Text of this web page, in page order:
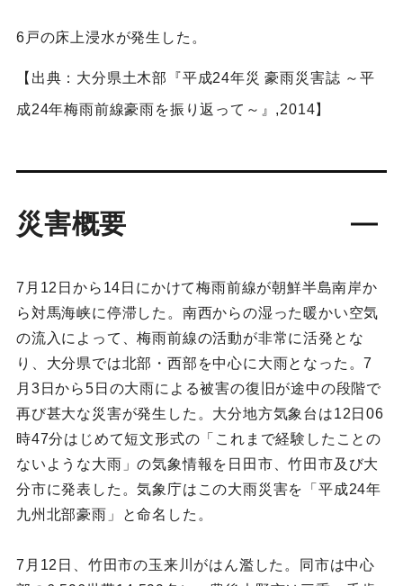
6戸の床上浸水が発生した。
【出典：大分県土木部『平成24年災 豪雨災害誌 ～平
成24年梅雨前線豪雨を振り返って～』,2014】
災害概要
7月12日から14日にかけて梅雨前線が朝鮮半島南岸か
ら対馬海峡に停滞した。南西からの湿った暖かい空気
の流入によって、梅雨前線の活動が非常に活発とな
り、大分県では北部・西部を中心に大雨となった。7
月3日から5日の大雨による被害の復旧が途中の段階で
再び甚大な災害が発生した。大分地方気象台は12日06
時47分はじめて短文形式の「これまで経験したことの
ないような大雨」の気象情報を日田市、竹田市及び大
分市に発表した。気象庁はこの大雨災害を「平成24年
九州北部豪雨」と命名した。
7月12日、竹田市の玉来川がはん濫した。同市は中心